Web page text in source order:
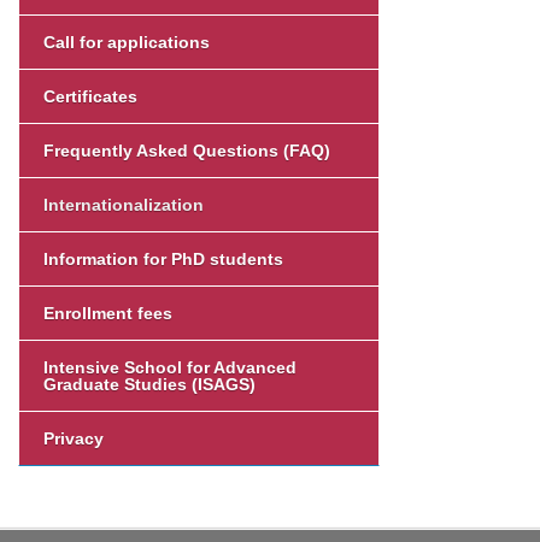
Call for applications
Certificates
Frequently Asked Questions (FAQ)
Internationalization
Information for PhD students
Enrollment fees
Intensive School for Advanced
Graduate Studies (ISAGS)
Privacy